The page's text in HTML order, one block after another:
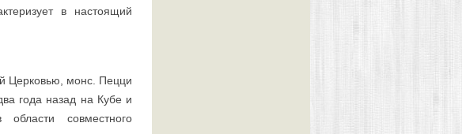
в настоящий
Церковью, монс. Пецци
года назад на Кубе и
области совместного